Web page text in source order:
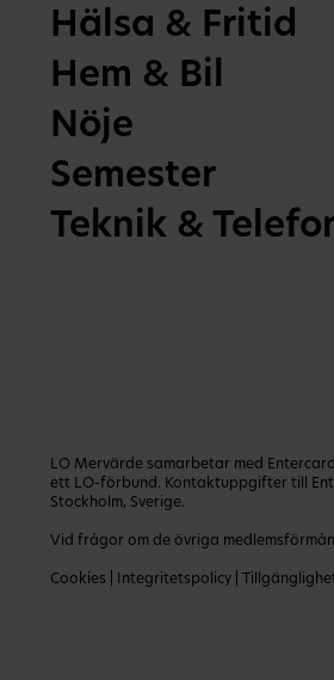
Hälsa & Fritid
Hem & Bil
Nöje
Semester
Teknik &
LO Mervärde samarbetar med
ett LO-förbund. Kontaktuppgifter till
Stockholm, Sverige.
Vid frågor om de övriga
Cookies Integritetspolicy